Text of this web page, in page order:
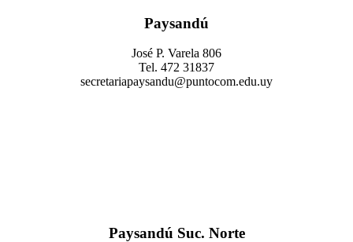
Paysandú
José P. Varela 806
Tel. 472 31837
secretariapaysandu@puntocom.edu.uy
Paysandú Suc. Norte